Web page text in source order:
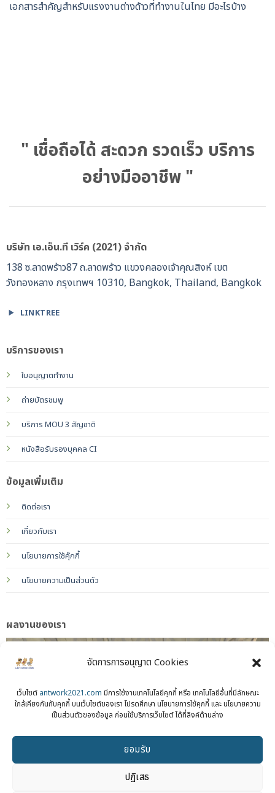
จัดการการอนุญาต Cookies
เว็บไซต์ antwork2021.com มีการใช้งานเทคโนโลยีคุกกี้ หรือ เทคโนโลยีอื่นที่มีลักษณะ
ใกล้เคียงกันกับคุกกี้ บนเว็บไซต์ของเรา โปรดศึกษา นโยบายการใช้คุกกี้ และ นโยบายความ
เป็นส่วนตัวของข้อมูล ก่อนใช้บริการเว็บไซต์ ได้ที่ลิงค์ด้านล่าง
ยอมรับ
ปฏิเสธ
เอกสารสำคัญสำหรับแรงงานต่างด้าวที่ทำงานในไทย มีอะไรบ้าง
" เชื่อถือได้ สะดวก รวดเร็ว บริการ
อย่างมืออาชีพ "
บริษัท เอ.เอ็น.ที เวิร์ค (2021) จำกัด
138 ซ.ลาดพร้าว87 ถ.ลาดพร้าว แขวงคลองเจ้าคุณสิงห์ เขต
วังทองหลาง กรุงเทพฯ 10310, Bangkok, Thailand, Bangkok
LINKTREE
บริการของเรา
ใบอนุญาตทำงาน
ถ่ายบัตรชมพู
บริการ MOU 3 สัญชาติ
หนังสือรับรองบุคคล CI
ข้อมูลเพิ่มเติม
ติดต่อเรา
เกี่ยวกับเรา
นโยบายการใช้คุ๊กกี้
นโยบายความเป็นส่วนตัว
ผลงานของเรา